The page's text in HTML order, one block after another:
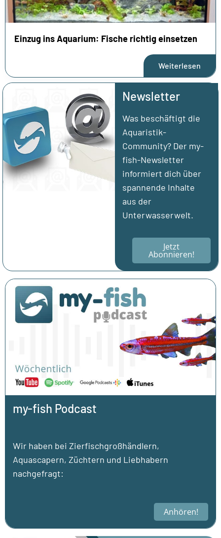
Einzug ins Aquarium: Fische richtig einsetzen
Weiterlesen
Newsletter
Was beschäftigt die
Aquaristik-
Community? Der my-
fish-Newsletter
informiert dich über
spannende Inhalte
aus der
Unterwasserwelt.
Jetzt
Abonnieren!
my-fish Podcast
Wir haben bei Zierfischgroßhändlern,
Aquascapern, Züchtern und Liebhabern
nachgefragt:
Anhören!